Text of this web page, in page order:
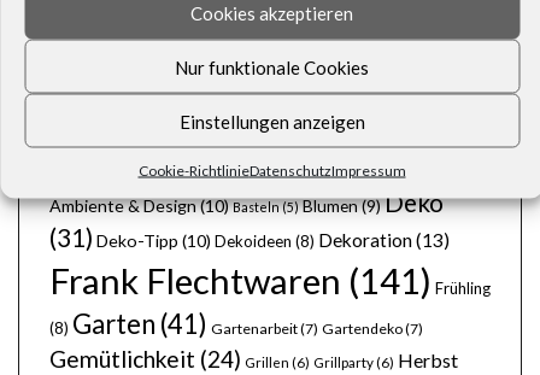
Cookies akzeptieren
Nur funktionale Cookies
Einstellungen anzeigen
Cookie-RichtlinieDatenschutzImpressum
SCHLAGWÖRTER
Ambiente & Design(10) Basteln(5) Blumen(9)Deko
(31) Deko-Tipp (10) Dekoideen (8) Dekoration(13)
Frank Flechtwaren (141) Frühling
(8) Garten (41) Gartenarbeit(7) Gartendeko(7)
Gemütlichkeit (24) Grillen (6) Grillparty(6) Herbst